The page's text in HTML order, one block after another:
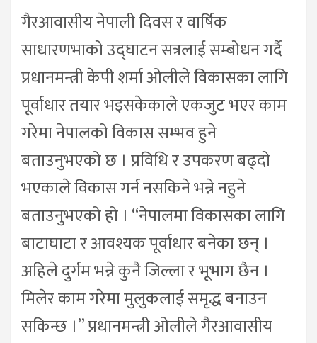
गैरआवासीय नेपाली दिवस र वार्षिक
साधारणभाको उद्घाटन सत्रलाई सम्बोधन गर्दै
प्रधानमन्त्री केपी शर्मा ओलीले विकासका लागि
पूर्वाधार तयार भइसकेकाले एकजुट भएर काम
गरेमा नेपालको विकास सम्भव हुने
बताउनुभएको छ । प्रविधि र उपकरण बढ्दो
भएकाले विकास गर्न नसकिने भन्ने नहुने
बताउनुभएको हो । “नेपालमा विकासका लागि
बाटाघाटा र आवश्यक पूर्वाधार बनेका छन् ।
अहिले दुर्गम भन्ने कुनै जिल्ला र भूभाग छैन ।
मिलेर काम गरेमा मुलुकलाई समृद्ध बनाउन
सकिन्छ ।” प्रधानमन्त्री ओलीले गैरआवासीय